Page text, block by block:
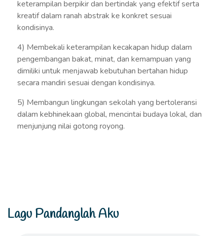
keterampilan berpikir dan bertindak yang efektif serta
kreatif dalam ranah abstrak ke konkret sesuai
kondisinya.
4) Membekali keterampilan kecakapan hidup dalam
pengembangan bakat, minat, dan kemampuan yang
dimiliki untuk menjawab kebutuhan bertahan hidup
secara mandiri sesuai dengan kondisinya.
5) Membangun lingkungan sekolah yang bertoleransi
dalam kebhinekaan global, mencintai budaya lokal, dan
menjunjung nilai gotong royong.
Lagu Pandanglah Aku